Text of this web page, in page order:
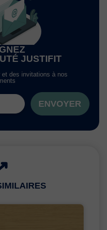
JUSTIFIT
et des invitations à nos
ENVOYER